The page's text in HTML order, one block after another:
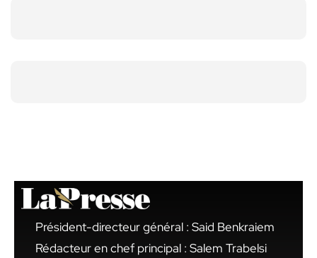
Président-directeur général : Said Benkraiem
Rédacteur en chef principal : Salem Trabelsi